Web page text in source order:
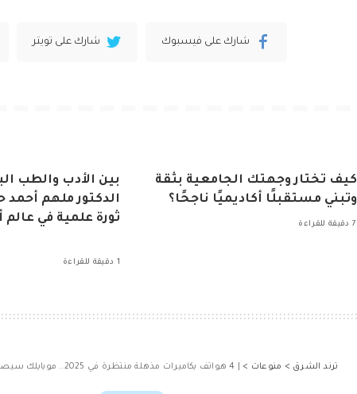
شارك على فيسبوك شارك على تويتر
كيف تختار وجهتك الجامعية بثقة
وتبني مستقبلًا أكاديميًا ناجحًا؟
7 دقيقة للقراءة
بين الأدب والطب
الدكتور ملهم أحمد
ثورة علمية في عالم
1 دقيقة للقراءة
ترند الشرق > منوعات >